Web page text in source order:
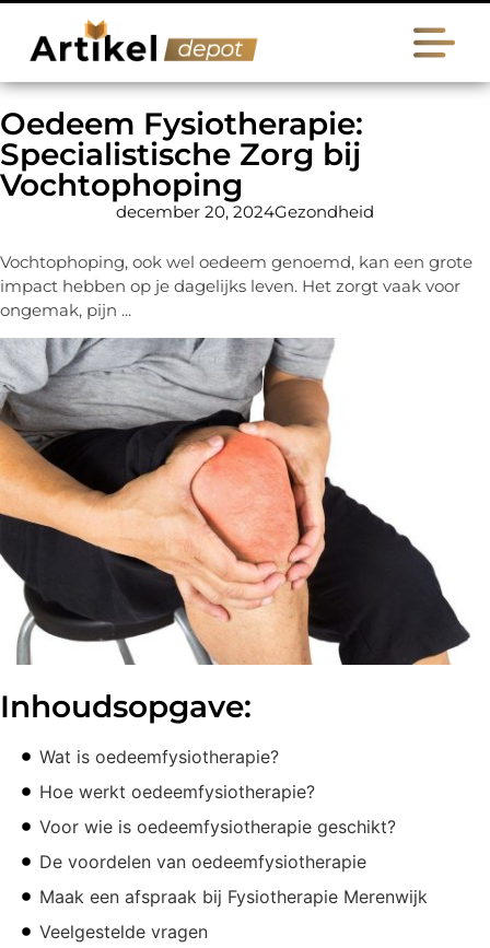
Oedeem Fysiotherapie:
Specialistische Zorg bij
Vochtophoping
december 20, 2024Gezondheid
Vochtophoping, ook wel oedeem genoemd, kan een grote
impact hebben op je dagelijks leven. Het zorgt vaak voor
ongemak, pijn ...
Inhoudsopgave:
Wat is oedeemfysiotherapie?
Hoe werkt oedeemfysiotherapie?
Voor wie is oedeemfysiotherapie geschikt?
De voordelen van oedeemfysiotherapie
Maak een afspraak bij Fysiotherapie Merenwijk
Veelgestelde vragen